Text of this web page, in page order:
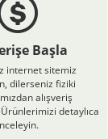
Başla
internet sitemiz
dilerseniz fiziki
alışveriş
detaylıca